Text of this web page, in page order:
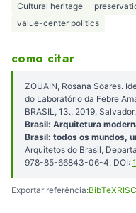
Cultural heritage
value-center politics
como citar
ZOUAIN, Rosana Soares.
do Laboratório da Febre
BRASIL, 13., 2019, Salvador.
Brasil: Arquitetura
Brasil: todos os mundos,
Arquitetos do Brasil,
978-85-66843-06-4. DOI:
Exportar referência:BibTeXRIS